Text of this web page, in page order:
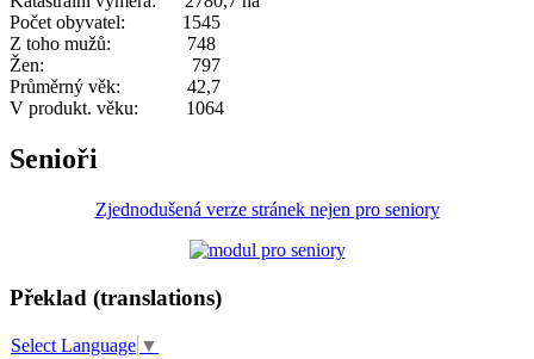
Počet obyvatel: 1545
Z toho mužů: 748
Žen: 797
Průměrný věk: 42,7
V produkt. věku: 1064
Senioři
Zjednodušená verze stránek nejen pro seniory
Překlad (translations)
Select Language ▼